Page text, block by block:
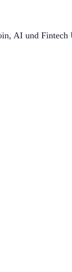
AI und Fintech